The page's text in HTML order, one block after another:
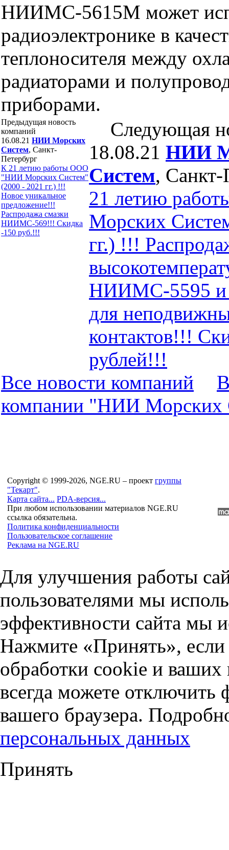
НИИМС-5615М может
радиоэлектронике в
теплоносителя между
радиаторами и
приборами.
Предыдущая новость
компаний
16.08.21 НИИ Морских
Систем, Санкт-
Петербург
К 21 летию работы ООО
"НИИ Морских Систем"
(2000 - 2021 гг.) !!!
Новое уникальное
предложение!!!
Распродажа смазки
НИИМС-569!!! Скидка
-150 руб.!!!
Следующая
18.08.21 НИИ
Систем, Санкт-
21 летию
Морских
гг.) !!!
НИИМС-5595
для
контактов!!!
рублей!!!
Все новости компaний
компaнии "НИИ
Copyright © 1999-2026, NGE.RU – проект группы
"Текарт".
Карта сайта... PDA-версия...
При любом использовании материалов NGE.RU
ссылка обязательна.
Политика конфиденциальности
Пользовательское соглашение
Реклама на NGE.RU
Для улучшения работы
пользователями мы
эффективности сайта мы
Нажмите «Принять», если
обработки cookie и
всегда можете отключить
вашего браузера.
персональных данных
Принять